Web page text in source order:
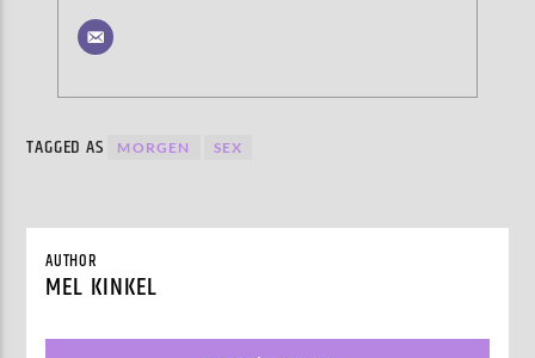
TAGGED AS MORGEN SEX
AUTHOR
MEL KINKEL